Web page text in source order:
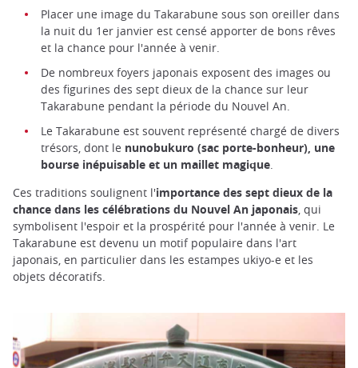
Placer une image du Takarabune sous son oreiller dans
la nuit du 1er janvier est censé apporter de bons rêves
et la chance pour l'année à venir.
De nombreux foyers japonais exposent des images ou
des figurines des sept dieux de la chance sur leur
Takarabune pendant la période du Nouvel An.
Le Takarabune est souvent représenté chargé de divers
trésors, dont le nunobukuro (sac porte-bonheur), une
bourse inépuisable et un maillet magique
Ces traditions soulignent l'importance des sept dieux de la
chance dans les célébrations du Nouvel An japonais , qui
symbolisent l'espoir et la prospérité pour l'année à venir. Le
Takarabune est devenu un motif populaire dans l'art
japonais, en particulier dans les estampes ukiyo-e et les
objets décoratifs.